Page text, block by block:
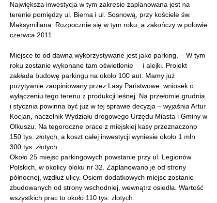
Największa inwestycja w tym zakresie zaplanowana jest na
terenie pomiędzy ul. Biema i ul. Sosnową, przy kościele św.
Maksymiliana. Rozpocznie się w tym roku, a zakończy w połowie
czerwca 2011.
Miejsce to od dawna wykorzystywane jest jako parking. – W tym
roku zostanie wykonane tam oświetlenie i alejki. Projekt
zakłada budowę parkingu na około 100 aut. Mamy już
pozytywnie zaopiniowany przez Lasy Państwowe wniosek o
wyłączeniu tego terenu z produkcji leśnej. Na przełomie grudnia
i stycznia powinna być już w tej sprawie decyzja – wyjaśnia Artur
Kocjan, naczelnik Wydziału drogowego Urzędu Miasta i Gminy w
Olkuszu. Na tegoroczne prace z miejskiej kasy przeznaczono
150 tys. złotych, a koszt całej inwestycji wyniesie około 1 mln
300 tys. złotych.
Około 25 miejsc parkingowych powstanie przy ul. Legionów
Polskich, w okolicy bloku nr 32. Zaplanowano je od strony
północnej, wzdłuż ulicy. Osiem dodatkowych miejsc zostanie
zbudowanych od strony wschodniej, wewnątrz osiedla. Wartość
wszystkich prac to około 110 tys. złotych.